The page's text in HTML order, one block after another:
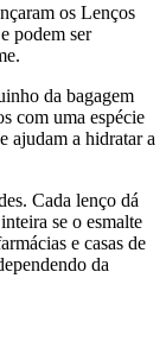
os Lenços
podem ser
da bagagem
com uma espécie
ajudam a hidratar a
Cada lenço dá
se o esmalte
e casas de
da